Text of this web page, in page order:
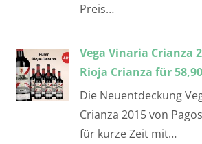
Preis…
Vega Vinaria Crianza
Rioja Crianza für
Die Neuentdeckung
Crianza 2015 von
für kurze Zeit mit…